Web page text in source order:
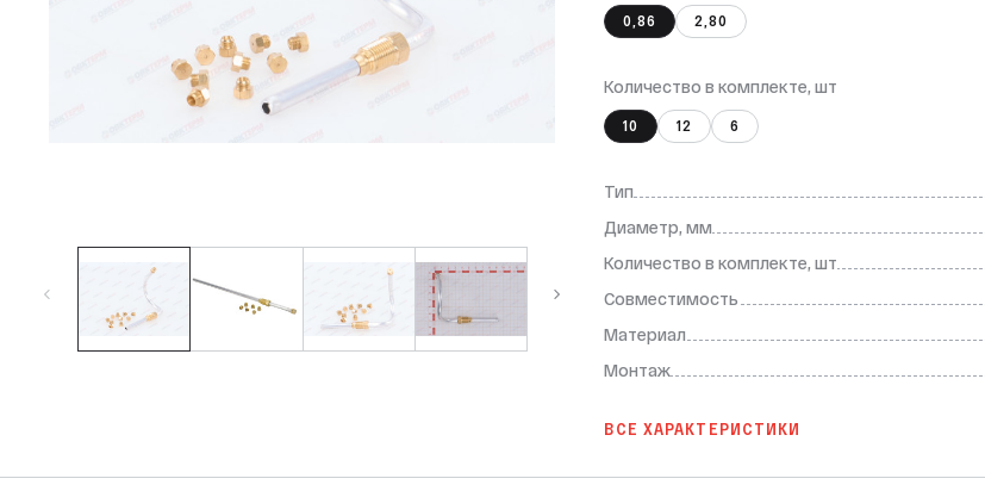
0,86 2,80
Количество в комплекте, шт
10 12 6
Тип
Диаметр, мм
Количество в комплекте, шт
Совместимость
Материал
Монтаж
ВСЕ ХАРАКТЕРИСТИКИ